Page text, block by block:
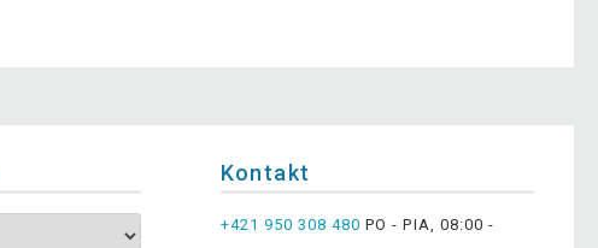
Kontakt
+421 950 308 480 PO - PIA, 08:00 -